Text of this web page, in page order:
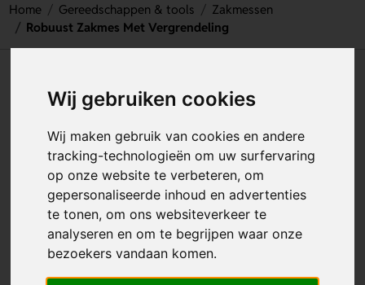
Wij gebruiken cookies
Wij maken gebruik van cookies en andere
tracking-technologieën om uw surfervaring
op onze website te verbeteren, om
gepersonaliseerde inhoud en advertenties
te tonen, om ons websiteverkeer te
analyseren en om te begrijpen waar onze
bezoekers vandaan komen.
Home Gereedschappen & tools
Zakmessen
Robuust Zakmes Met Vergrendeling
Vergrendeling
Artikelnummer: 135193